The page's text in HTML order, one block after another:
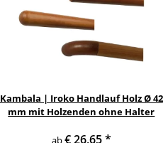
Kambala | Iroko Handlauf Holz Ø 42
mm mit Holzenden ohne Halter
ab€ 26,65*